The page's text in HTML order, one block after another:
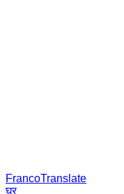
FrancoTranslate
घर